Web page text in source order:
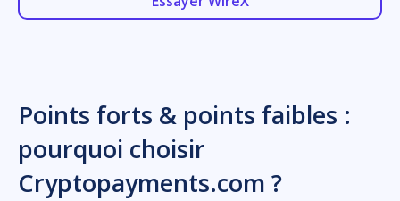
Points forts & points faibles :
pourquoi choisir
Cryptopayments.com ?